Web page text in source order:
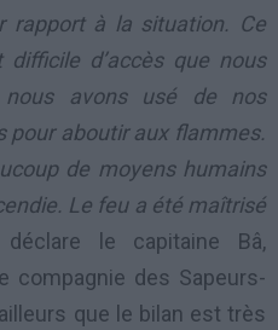
rapport à la situation. Ce
difficile d’accès que nous
avons usé de nos
pour aboutir aux flammes.
de moyens humains
Le feu a été maîtrisé
déclare le capitaine Bâ,
compagnie des Sapeurs-
que le bilan est très